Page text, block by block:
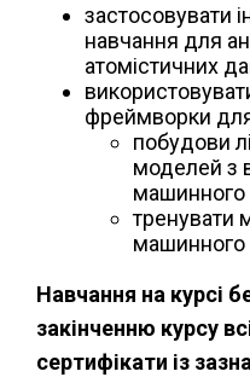
застосовувати
навчання для
атомістичних
фреймворки
побудови
моделей з
машинного
тренувати
машинного
Навчання на курсі
закінченню курсу
сертифікати із